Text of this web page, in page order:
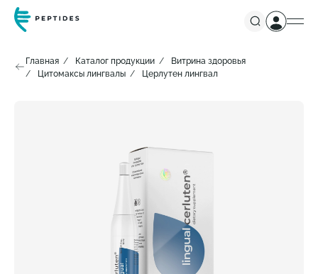
Главная Каталог продукции
Витрина здоровья
Цитомаксы лингвалы
Церлутен лингвал